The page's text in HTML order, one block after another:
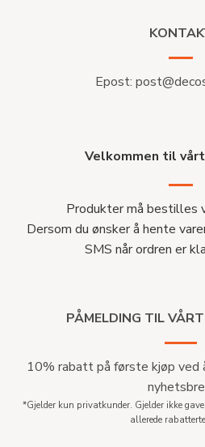
Epost:
Velkommen til
Produkter må bestilles
Dersom du ønsker å hente
SMS når ordren er
PÅMELDING TIL
10% rabatt på første kjøp ved
*Gjelder kun privatkunder. Gjelder ikke
allerede